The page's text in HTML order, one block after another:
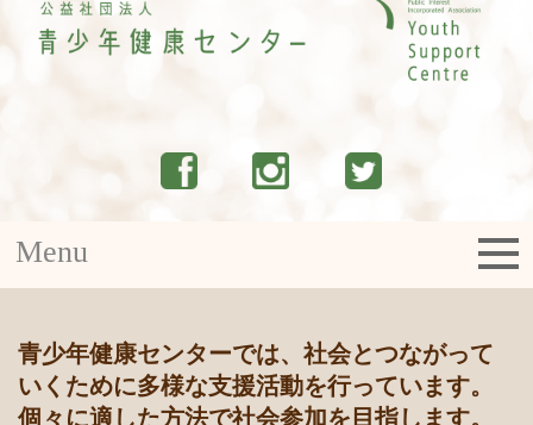
Menu
F A Q
青少年健康センターでは、社会とつながって
いくために多様な支援活動を行っています。
個々に適した方法で社会参加を目指します。